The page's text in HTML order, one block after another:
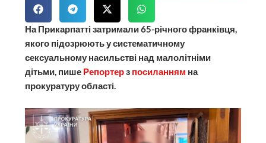
На Прикарпатті затримали 65-річного франківця,
якого підозрюють у систематичному
сексуальному насильстві над малолітніми
дітьми, пише Репортерз посиланням на
прокуратуру області.